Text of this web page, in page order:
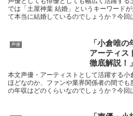
では「土屋神葉 結婚」というキーワード
て本当に結婚しているのでしょうか？今回
声優
「小倉唯の
アーティス
徹底解説！」
本文声優・アーティストとして活躍する
ほどなのか、ファンや業界関係者の間で
の年収はどのくらいなのでしょうか？今回